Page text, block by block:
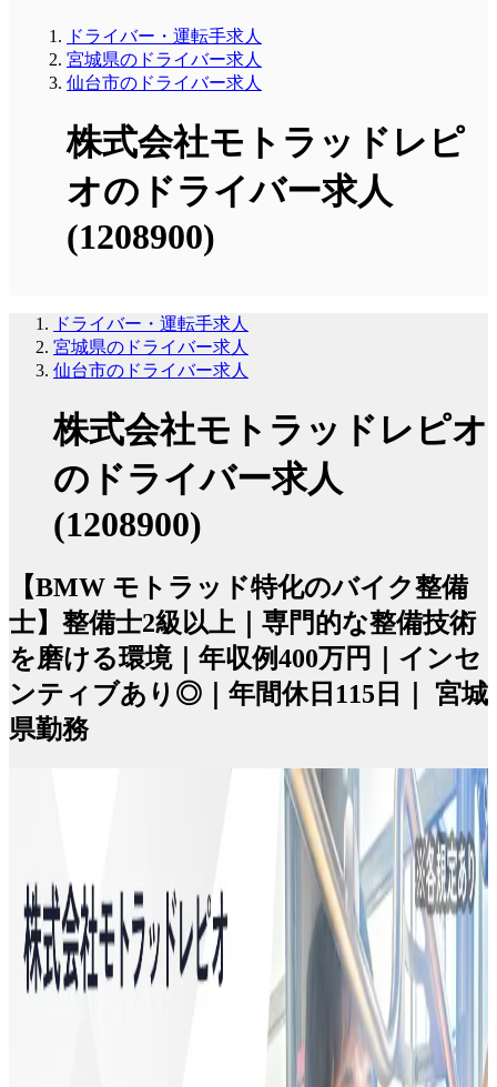
ドライバー・運転手求人
宮城県のドライバー求人
仙台市のドライバー求人
株式会社モトラッドレピ
オのドライバー求人
(1208900)
ドライバー・運転手求人
宮城県のドライバー求人
仙台市のドライバー求人
株式会社モトラッドレピオ
のドライバー求人
(1208900)
【BMW モトラッド特化のバイク整備
士】整備士2級以上｜専門的な整備技術
を磨ける環境｜年収例400万円｜インセ
ンティブあり◎｜年間休日115日｜ 宮城
県勤務